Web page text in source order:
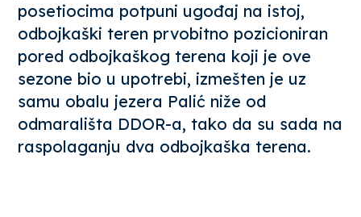
posetiocima potpuni ugođaj na istoj,
odbojkaški teren prvobitno pozicioniran
pored odbojkaškog terena koji je ove
sezone bio u upotrebi, izmešten je uz
samu obalu jezera Palić niže od
odmarališta DDOR-a, tako da su sada na
raspolaganju dva odbojkaška terena.